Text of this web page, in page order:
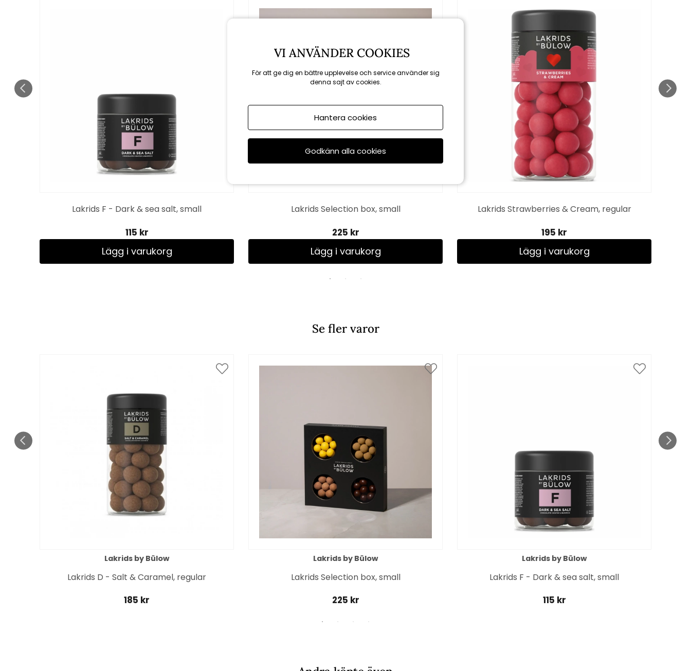
Lakrids F - Dark & sea salt, small
115 kr
Lägg i varukorg
Lakrids Selection box, small
225 kr
Lägg i varukorg
Lakrids Strawberries & Cream, regular
195 kr
Lägg i varukorg
Se fler varor
Lakrids by Bülow
Lakrids D - Salt & Caramel, regular
185 kr
Lakrids by Bülow
Lakrids Selection box, small
225 kr
Lakrids by Bülow
Lakrids F - Dark & sea salt, small
115 kr
VI ANVÄNDER COOKIES
För att ge dig en bättre upplevelse och service använder sig
denna sajt av cookies.
Hantera cookies
Godkänn alla cookies